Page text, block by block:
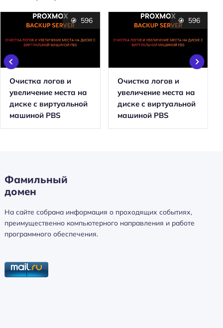
Очистка логов и
увеличение места на
диске с виртуальной
машиной PBS
596
Очистка логов и
увеличение места на
диске с виртуальной
машиной PBS
596
Фамильный
домен
На сайте собрана информация о проходящих событиях,
преимущественно компьютерного направления и работе
программного обеспечения.